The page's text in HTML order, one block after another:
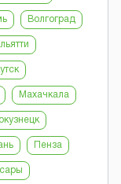
Волгоград
Махачкала
Пенза